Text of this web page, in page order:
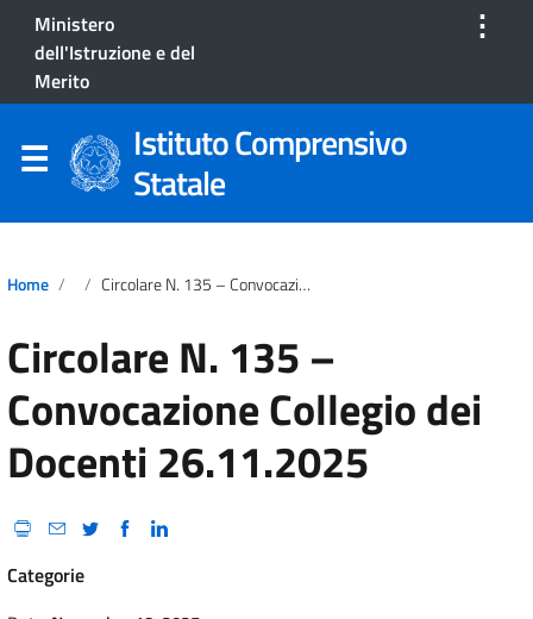
Ministero
dell'Istruzione e del
Merito
⋮
Istituto Comprensivo
Statale
Home Circolare N. 135 – Convocazione Collegio Dei Docenti 26.11.2025
Circolare N. 135 –
Convocazione Collegio dei
Docenti 26.11.2025
Categorie